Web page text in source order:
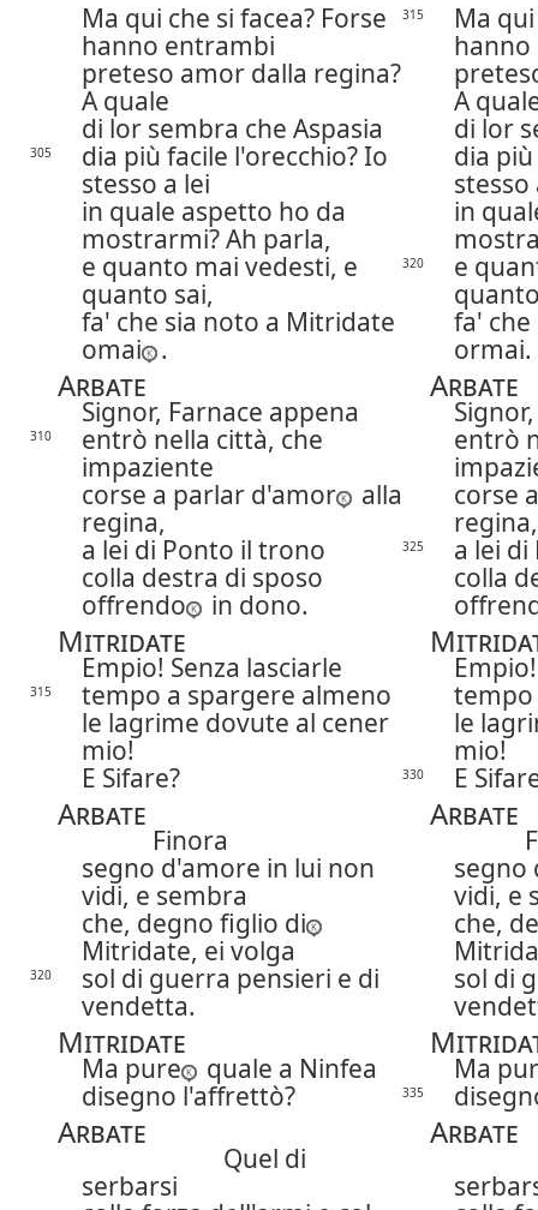
Ma qui che si facea? Forse
hanno entrambi
315
Ma
preteso amor dalla regina?
A quale
A
di lor sembra che Aspasia
di lor
305
dia più facile l'orecchio? Io
stesso a lei
dia
stesso
in quale aspetto ho da
mostrarmi? Ah parla,
in
e quanto mai vedesti, e
quanto sai,
320
e
fa' che sia noto a Mitridate
omai
.
fa'
ormai.
Arbate Arbate
Signor, Farnace appena
310
entrò nella città, che
impaziente
entrò
corse a parlar d'amor
alla
regina,
corse
regina,
a lei di Ponto il trono
325
a lei
colla destra di sposo
offrendo
in dono.
colla
Mitridate
Empio! Senza lasciarle
315 tempo a spargere almeno
tempo
le lagrime dovute al cener
mio!
le
mio!
E Sifare?
330 E
Arbate Arbate
Finora
segno d'amore in lui non
vidi, e sembra
segno
vidi, e
che, degno figlio di
Mitridate, ei volga
che,
320
sol di guerra pensieri e di
vendetta.
sol di
Mitridate
Ma pure quale a Ninfea
Ma
disegno l'affrettò?
335
Arbate Arbate
Quel di
serbarsi